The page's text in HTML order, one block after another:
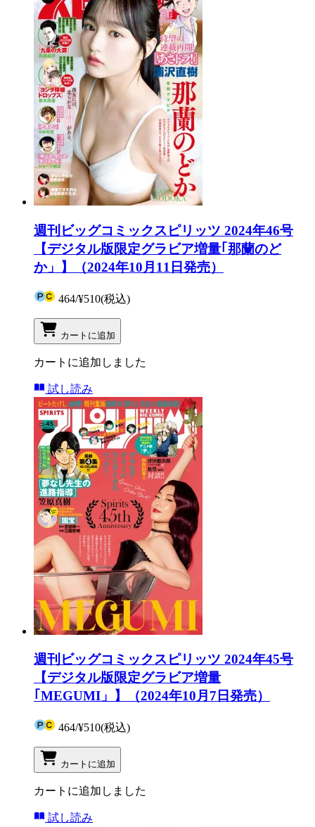
週刊ビッグコミックスピリッツ 2024年46号
【デジタル版限定グラビア増量｢那蘭のど
か」】（2024年10月11日発売）
464/¥510(税込)
カートに追加
カートに追加しました
試し読み
週刊ビッグコミックスピリッツ 2024年45号
【デジタル版限定グラビア増量
｢MEGUMI」】（2024年10月7日発売）
464/¥510(税込)
カートに追加
カートに追加しました
試し読み